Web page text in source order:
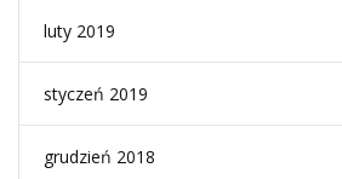
luty 2019
styczeń 2019
grudzień 2018